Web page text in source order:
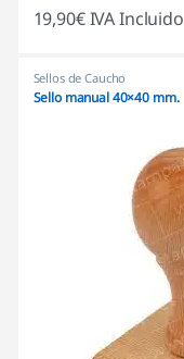
19,90€IVA Incluido
Sellos de Caucho
Sello manual 40×40 mm.